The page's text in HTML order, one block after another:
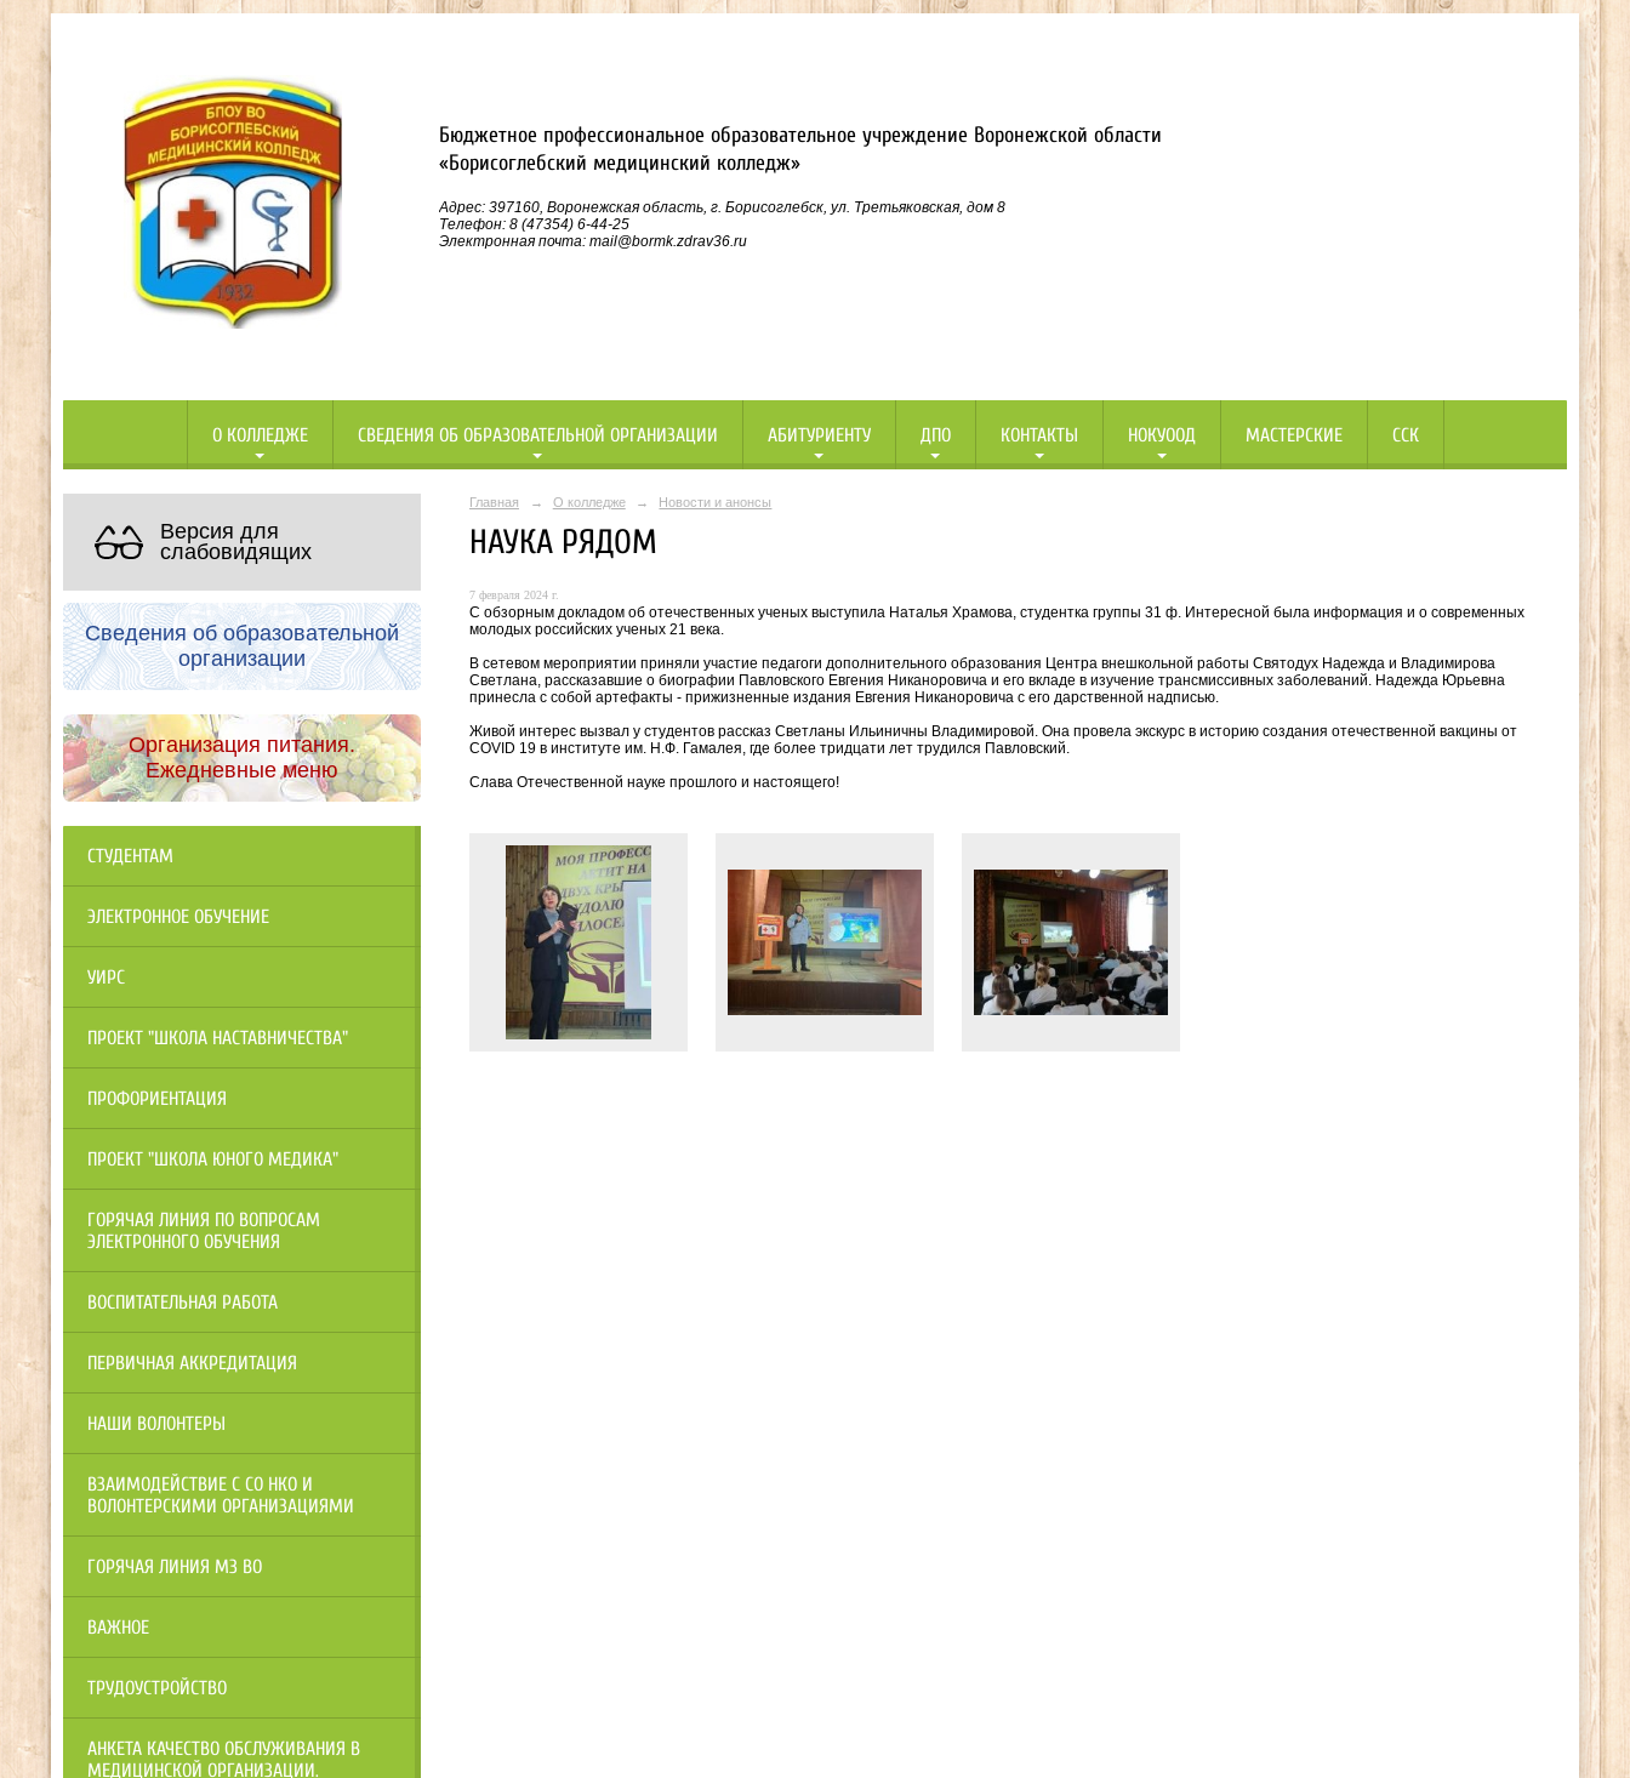
Бюджетное профессиональное образовательное учреждение Воронежской области
«Борисоглебский медицинский колледж»
Адрес: 397160, Воронежская область, г. Борисоглебск, ул. Третьяковская, дом 8
Телефон: 8 (47354) 6-44-25
Электронная почта: mail@bormk.zdrav36.ru
О КОЛЛЕДЖЕ СВЕДЕНИЯ ОБ ОБРАЗОВАТЕЛЬНОЙ ОРГАНИЗАЦИИ АБИТУРИЕНТУ ДПО КОНТАКТЫ НОКУООД МАСТЕРСКИЕ ССК
Версия для
слабовидящих
Сведения об образовательной
организации
Организация питания.
Ежедневные меню
СТУДЕНТАМ
ЭЛЕКТРОННОЕ ОБУЧЕНИЕ
УИРС
ПРОЕКТ "ШКОЛА НАСТАВНИЧЕСТВА"
ПРОФОРИЕНТАЦИЯ
ПРОЕКТ "ШКОЛА ЮНОГО МЕДИКА"
ГОРЯЧАЯ ЛИНИЯ ПО ВОПРОСАМ
ЭЛЕКТРОННОГО ОБУЧЕНИЯ
ВОСПИТАТЕЛЬНАЯ РАБОТА
ПЕРВИЧНАЯ АККРЕДИТАЦИЯ
НАШИ ВОЛОНТЕРЫ
ВЗАИМОДЕЙСТВИЕ С СО НКО И
ВОЛОНТЕРСКИМИ ОРГАНИЗАЦИЯМИ
ГОРЯЧАЯ ЛИНИЯ МЗ ВО
ВАЖНОЕ
ТРУДОУСТРОЙСТВО
АНКЕТА КАЧЕСТВО ОБСЛУЖИВАНИЯ В
МЕДИЦИНСКОЙ ОРГАНИЗАЦИИ.
Главная → О колледже → Новости и анонсы
НАУКА РЯДОМ
7 февраля 2024 г.
С обзорным докладом об отечественных ученых выступила Наталья Храмова, студентка группы 31 ф. Интересной была информация и о современных
молодых российских ученых 21 века.
В сетевом мероприятии приняли участие педагоги дополнительного образования Центра внешкольной работы Святодух Надежда и Владимирова
Светлана, рассказавшие о биографии Павловского Евгения Никаноровича и его вкладе в изучение трансмиссивных заболеваний. Надежда Юрьевна
принесла с собой артефакты - прижизненные издания Евгения Никаноровича с его дарственной надписью.
Живой интерес вызвал у студентов рассказ Светланы Ильиничны Владимировой. Она провела экскурс в историю создания отечественной вакцины от
COVID 19 в институте им. Н.Ф. Гамалея, где более тридцати лет трудился Павловский.
Слава Отечественной науке прошлого и настоящего!